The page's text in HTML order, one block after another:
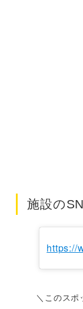
施設の
https://
＼このスポ